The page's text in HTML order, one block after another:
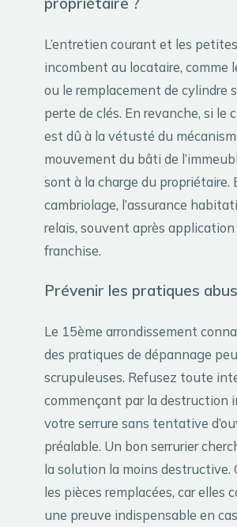
L’entretien courant et les
incombent au locataire, comme
ou le remplacement de cylindre
perte de clés. En revanche, si le
est dû à la vétusté du
mouvement du bâti de
sont à la charge du propriétaire.
cambriolage, l’assurance
relais, souvent après application
franchise.
Prévenir les pratiques
Le 15ème arrondissement
des pratiques de dépannage peu
scrupuleuses. Refusez toute
commençant par la destruction
votre serrure sans tentative
préalable. Un bon serrurier
la solution la moins destructive.
les pièces remplacées, car elles
une preuve indispensable en